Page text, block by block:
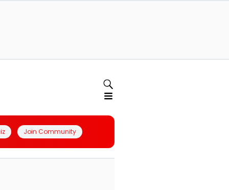
Join Community